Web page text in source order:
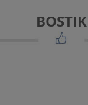
BOSTIK